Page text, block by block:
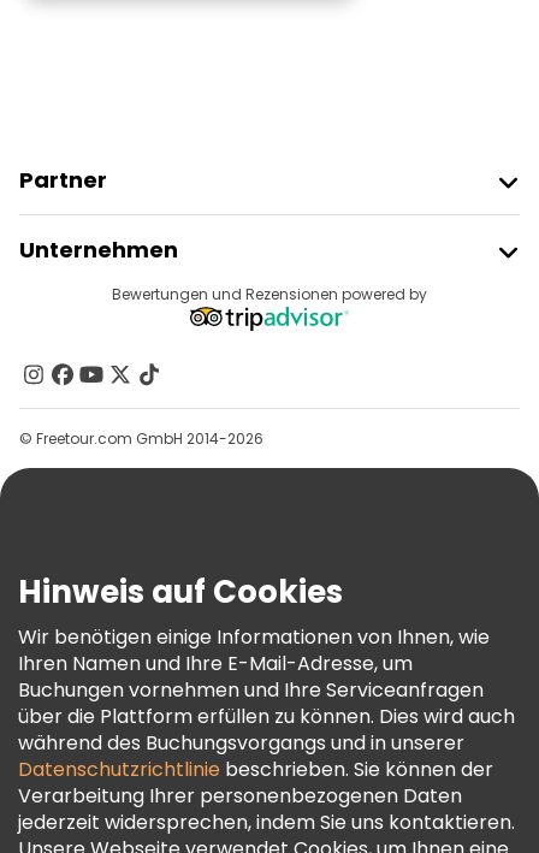
Partner
Anbieter-Anmeldung
Affiliate-Programm
Unternehmen
Reiseziele
Kontakt
Gruppen
Hilfe
AGB Und Rechtliches
Cookie-Richtlinie
Freetour Auszeichnungen
Treueprogramm
Bewertungen und Rezensionen powered by
© Freetour.com GmbH 2014-2026
Hinweis auf Cookies
Wir benötigen einige Informationen von Ihnen, wie
Ihren Namen und Ihre E-Mail-Adresse, um
Buchungen vornehmen und Ihre Serviceanfragen
über die Plattform erfüllen zu können. Dies wird auch
während des Buchungsvorgangs und in unserer
Datenschutzrichtlinie beschrieben. Sie können der
Verarbeitung Ihrer personenbezogenen Daten
jederzeit widersprechen, indem Sie uns kontaktieren.